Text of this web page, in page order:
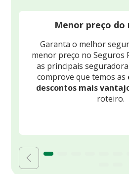
Menor preço do
Garanta o melhor
menor preço no Seguros
as principais
comprove que temos as
descontos mais
roteiro.